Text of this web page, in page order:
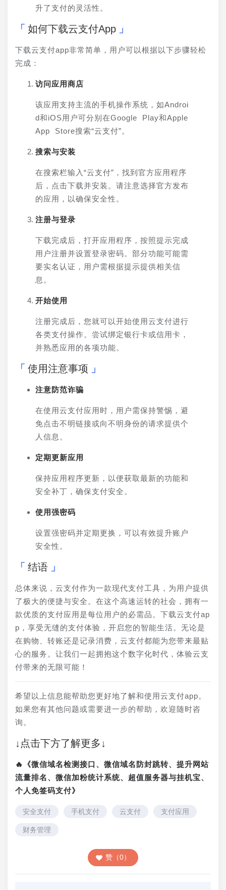
升了支付的灵活性。
如何下载云支付App
下载云支付app非常简单，用户可以根据以下步骤轻松
完成：
访问应用商店
该应用支持主流的手机操作系统，如Androi
d和iOS用户可分别在Google Play和Apple
App Store搜索“云支付”。
搜索与安装
在搜索栏输入“云支付”，找到官方应用程序
后，点击下载并安装。请注意选择官方发布
的应用，以确保安全性。
注册与登录
下载完成后，打开应用程序，按照提示完成
用户注册并设置登录密码。部分功能可能需
要实名认证，用户需根据提示提供相关信
息。
开始使用
注册完成后，您就可以开始使用云支付进行
各类支付操作。尝试绑定银行卡或信用卡，
并熟悉应用的各项功能。
使用注意事项
注意防范诈骗
在使用云支付应用时，用户需保持警惕，避
免点击不明链接或向不明身份的请求提供个
人信息。
定期更新应用
保持应用程序更新，以便获取最新的功能和
安全补丁，确保支付安全。
使用强密码
设置强密码并定期更换，可以有效提升账户
安全性。
结语
总体来说，云支付作为一款现代支付工具，为用户提供
了极大的便捷与安全。在这个高速运转的社会，拥有一
款优质的支付应用是每位用户的必需品。下载云支付ap
p，享受无缝的支付体验，开启您的智能生活。无论是
在购物、转账还是记录消费，云支付都能为您带来最贴
心的服务。让我们一起拥抱这个数字化时代，体验云支
付带来的无限可能！
希望以上信息能帮助您更好地了解和使用云支付app。
如果您有其他问题或需要进一步的帮助，欢迎随时咨
询。
↓点击下方了解更多↓
🔥《微信域名检测接口、微信域名防封跳转、提升网站
流量排名、微信加粉统计系统、超值服务器与挂机宝、
个人免签码支付》
安全支付 手机支付 云支付 支付应用
财务管理
赞（0）